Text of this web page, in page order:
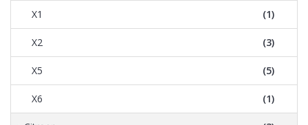
X1 (1)
X2 (3)
X5 (5)
X6 (1)